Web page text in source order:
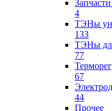
4
ТЭНы
133
ТЭНы
77
67
44
Прочее